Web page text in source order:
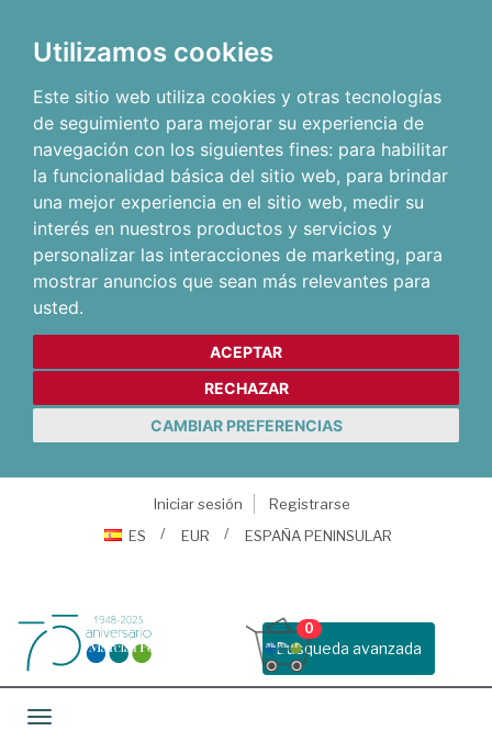
Utilizamos cookies
Este sitio web utiliza cookies y otras tecnologías
de seguimiento para mejorar su experiencia de
navegación con los siguientes fines: para habilitar
la funcionalidad básica del sitio web, para brindar
una mejor experiencia en el sitio web, medir su
interés en nuestros productos y servicios y
personalizar las interacciones de marketing, para
mostrar anuncios que sean más relevantes para
usted.
ACEPTAR
RECHAZAR
CAMBIAR PREFERENCIAS
Iniciar sesión
Registrarse
ES
EUR ESPAÑA PENINSULAR
Busqueda avanzada
0
Toggle navigation